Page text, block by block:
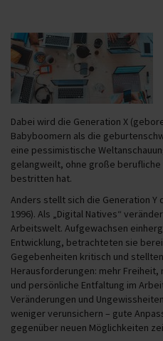
Dabei wird die Generation X
Babyboomern als die
eine pessimistische
gelangweilt, ohne große
bestritten hat.
Anders stellt sich die Generation Y
1996). Als „Digital Natives“
Arbeitswelt. Aufgewachsen
Entwicklung, betrachteten sie
Gegebenheiten kritisch und
Herausforderungen: mehr Freiheit,
und persönliche Entfaltung im
Veränderungen und
weniger verunsichern – gute
gegenüber neuen Möglichkeiten